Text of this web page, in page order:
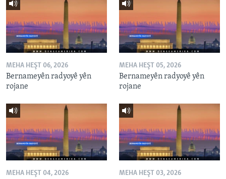
MEHA HEŞT 06, 2026
Bernameyên radyoyê yên
rojane
MEHA HEŞT 05, 2026
Bernameyên radyoyê yên
rojane
MEHA HEŞT 04, 2026 MEHA HEŞT 03, 2026